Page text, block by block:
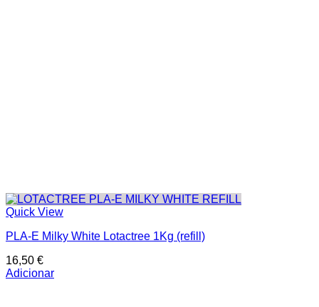
Quick View
PLA-E Milky White Lotactree 1Kg (refill)
16,50 €
Adicionar